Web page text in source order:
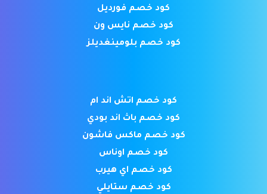
كود خصم فورديل
كود خصم نايس ون
كود خصم بلومينغديلز
كود خصم اتش اند ام
كود خصم باث اند بودي
كود خصم ماكس فاشون
كود خصم اوناس
كود خصم اي هيرب
كود خصم ستايلي